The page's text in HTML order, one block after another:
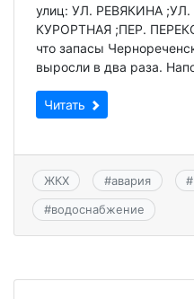
улиц: УЛ. РЕВЯКИНА
КУРОРТНАЯ ;ПЕР.
что запасы
выросли в два раза.
Читать
ЖКХ #авария #
#водоснабжение